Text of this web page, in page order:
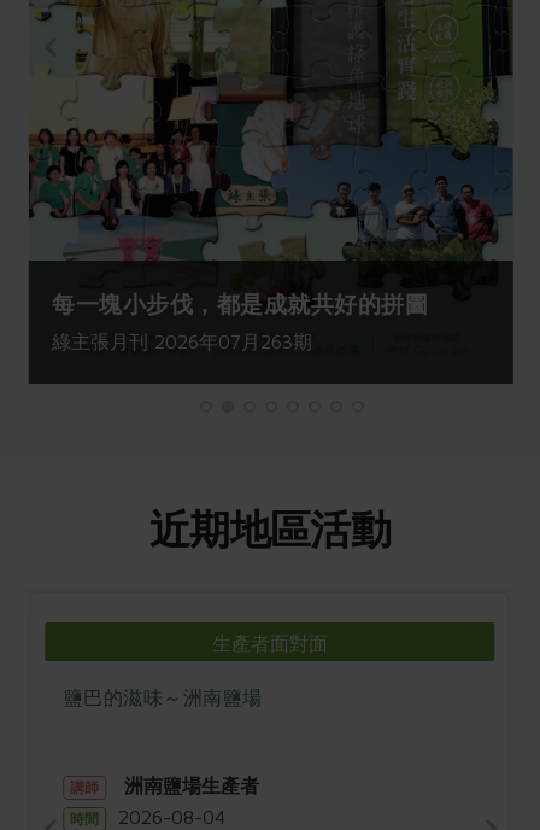
每一塊小步伐，都是成就共好的拼圖
綠主張月刊 2026年07月263期
近期地區活動
生產者面對面
鹽巴的滋味～洲南鹽場
講師 洲南鹽場生產者
時間
2026-08-04